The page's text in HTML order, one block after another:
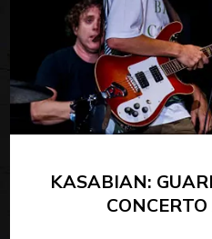
KASABIAN: